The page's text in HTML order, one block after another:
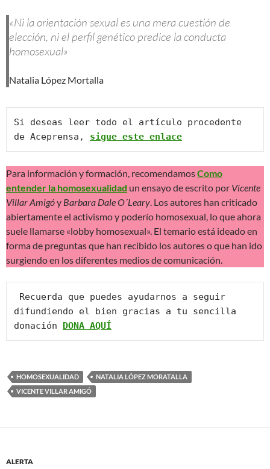
«Ni la orientación sexual es una mera cuestión de
elección, ni el perfil genético predice la conducta
homosexual»
Natalia López Mortalla
Si deseas leer todo el artículo procedente
de Aceprensa, sigue este enlace
Para información y formación, recomendamosComo
entender la homosexualidad un ensayo de escrito por Vicente
Villar Amigóy Barbara Dale O´Leary. Los autores han criticado
abiertamente el activismo y poderío homosexual, lo que ahora
suele llamarse «lobby homosexual». El temario está ideado en
forma de preguntas que han recibido los autores o que han ido
surgiendo en los diferentes medios de comunicación.
difundiendo el bien gracias a tu sencilla
donación
DONA AQUÍ
HOMOSEXUALIDAD
NATALIA LÓPEZ MORATALLA
VICENTE VILLAR AMIGÓ
ALERTA